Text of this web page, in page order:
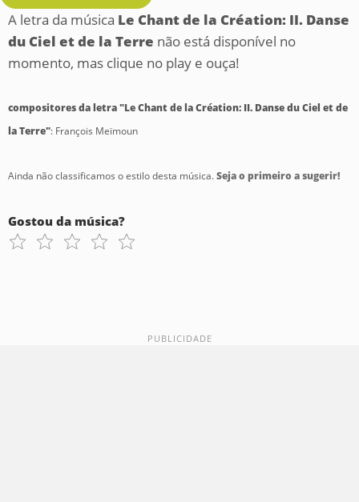
A letra da música Le Chant de la Création: II. Danse
du Ciel et de la Terre não está disponível no
momento, mas clique no play e ouça!
compositores da letra "Le Chant de la Création: II. Danse du Ciel et de
la Terre": François Meïmoun
Ainda não classificamos o estilo desta música.Seja o primeiro a sugerir!
Gostou da música?